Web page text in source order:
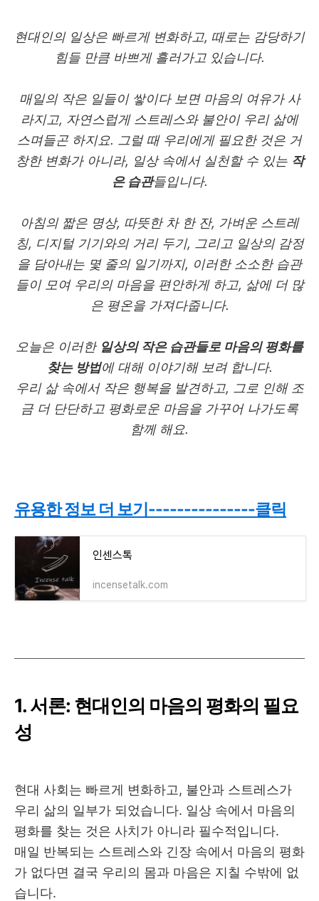
현대인의 일상은 빠르게 변화하고, 때로는 감당하기
힘들 만큼 바쁘게 흘러가고 있습니다.
매일의 작은 일들이 쌓이다 보면 마음의 여유가 사
라지고, 자연스럽게 스트레스와 불안이 우리 삶에
스며들곤 하지요. 그럴 때 우리에게 필요한 것은 거
창한 변화가 아니라, 일상 속에서 실천할 수 있는 작
은 습관들입니다.
아침의 짧은 명상, 따뜻한 차 한 잔, 가벼운 스트레
칭, 디지털 기기와의 거리 두기, 그리고 일상의 감정
을 담아내는 몇 줄의 일기까지, 이러한소소한 습관
들이 모여 우리의 마음을 편안하게 하고, 삶에 더 많
은 평온을 가져다줍니다.
오늘은 이러한 일상의 작은 습관들로 마음의 평화를
찾는 방법에 대해 이야기해 보려 합니다.
우리 삶 속에서 작은 행복을 발견하고, 그로 인해 조
금 더 단단하고 평화로운 마음을 가꾸어 나가도록
함께 해요.
유용한 정보 더 보기---------------클릭
인센스톡
incensetalk.com
1.서론: 현대인의 마음의 평화의 필요
성
현대 사회는 빠르게 변화하고 , 불안과 스트레스가
우리 삶의 일부가 되었습니다. 일상 속에서 마음의
평화를 찾는 것은 사치가 아니라 필수적입니다.
매일 반복되는 스트레스와 긴장 속에서 마음의 평화
가 없다면 결국 우리의 몸과 마음은 지칠 수밖에 없
습니다.